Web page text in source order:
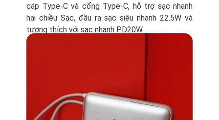
cáp Type-C và cổng Type-C, hỗ trợ sạc nhanh
hai chiều Sạc, đầu ra sạc siêu nhanh 22.5W và
tương thích với sạc nhanh PD20W.